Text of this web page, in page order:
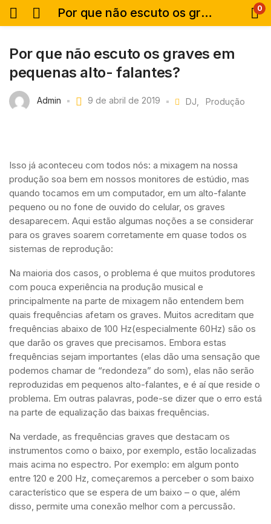
Por que não escuto os graves em pequenas alto- falantes? 0
Por que não escuto os graves em
pequenas alto- falantes?
Admin 9 de abril de 2019 DJ Produção
Isso já aconteceu com todos nós: a mixagem na nossa
produção soa bem em nossos monitores de estúdio, mas
quando tocamos em um computador, em um alto-falante
pequeno ou no fone de ouvido do celular, os graves
desaparecem. Aqui estão algumas noções a se considerar
para os graves soarem corretamente em quase todos os
sistemas de reprodução:
Na maioria dos casos, o problema é que muitos produtores
com pouca experiência na produção musical e
principalmente na parte de mixagem não entendem bem
quais frequências afetam os graves. Muitos acreditam que
frequências abaixo de 100 Hz(especialmente 60Hz) são os
que darão os graves que precisamos. Embora estas
frequências sejam importantes (elas dão uma sensação que
podemos chamar de “redondeza” do som), elas não serão
reproduzidas em pequenos alto-falantes, e é aí que reside o
problema. Em outras palavras, pode-se dizer que o erro está
na parte de equalização das baixas frequências.
Na verdade, as frequências graves que destacam os
instrumentos como o baixo, por exemplo, estão localizadas
mais acima no espectro. Por exemplo: em algum ponto
entre 120 e 200 Hz, começaremos a perceber o som baixo
característico que se espera de um baixo – o que, além
disso, permite uma conexão melhor com a percussão.